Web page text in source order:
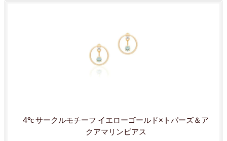
4°c サークルモチーフ イエローゴールド×トパーズ＆ア
クアマリンピアス